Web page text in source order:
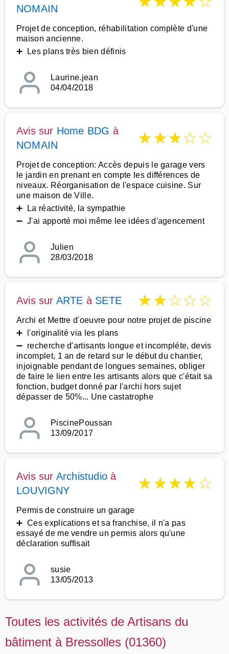
NOMAIN
Projet de conception, réhabilitation complète d'une
maison ancienne.
➕ Les plans très bien définis
Laurine.jean
04/04/2018
Avis sur Home BDG à
NOMAIN
★★★☆☆
Projet de conception: Accès depuis le garage vers
le jardin en prenant en compte les différences de
niveaux. Réorganisation de l'espace cuisine. Sur
une maison de Ville.
➕ La réactivité, la sympathie
➖ J'ai apporté moi même lee idées d'agencement
Julien
28/03/2018
Avis sur ARTE à SETE ★★☆☆☆
Archi et Mettre d'oeuvre pour notre projet de piscine
➕ l'originalité via les plans
➖ recherche d'artisants longue et incompléte, devis
incomplet, 1 an de retard sur le début du chantier,
injoignable pendant de longues semaines, obliger
de faire le lien entre les artisants alors que c'était sa
fonction, budget donné par l'archi hors sujet
dépasser de 50%... Une castatrophe
PiscinePoussan
13/09/2017
Avis sur Archistudio à
LOUVIGNY
★★★★☆
Permis de construire un garage
➕ Ces explications et sa franchise, il n'a pas
essayé de me vendre un permis alors qu'une
déclaration suffisait
susie
13/05/2013
Toutes les activités de Artisans du
bâtiment à Bressolles (01360)